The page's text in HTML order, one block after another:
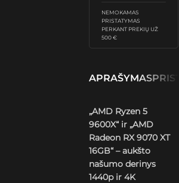
NEMOKAMAS
PRISTATYMAS
PERKANT PREKIŲ UŽ
500 €
APRAŠYMAS
„AMD Ryzen 5
9600X“ ir „AMD
Radeon RX 9070 XT
16GB“ – aukšto
našumo derinys
1440p ir 4K